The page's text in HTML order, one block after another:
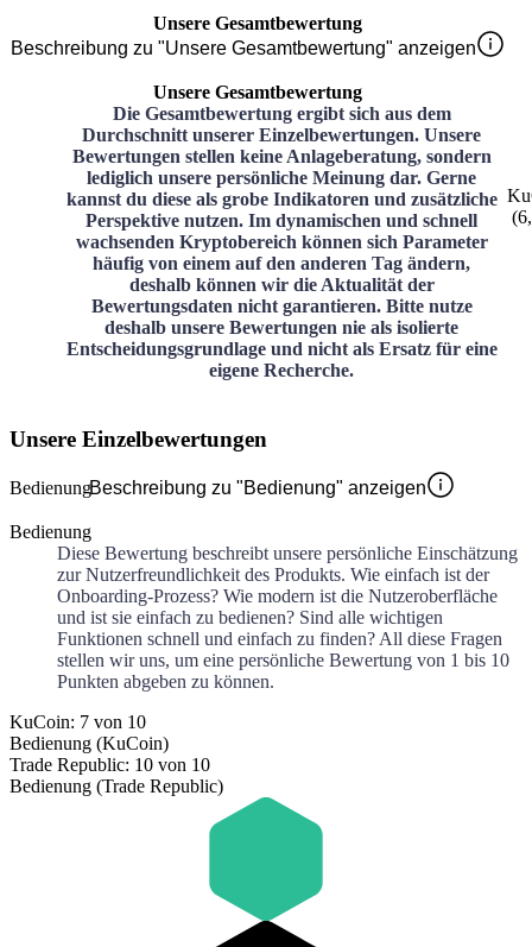
Unsere Gesamtbewertung
Beschreibung zu "Unsere Gesamtbewertung" anzeigen
Unsere Gesamtbewertung
Die Gesamtbewertung ergibt sich aus dem
Durchschnitt unserer Einzelbewertungen. Unsere
Bewertungen stellen keine Anlageberatung, sondern
lediglich unsere persönliche Meinung dar. Gerne
kannst du diese als grobe Indikatoren und zusätzliche
Perspektive nutzen. Im dynamischen und schnell
wachsenden Kryptobereich können sich Parameter
häufig von einem auf den anderen Tag ändern,
deshalb können wir die Aktualität der
Bewertungsdaten nicht garantieren. Bitte nutze
deshalb unsere Bewertungen nie als isolierte
Entscheidungsgrundlage und nicht als Ersatz für eine
eigene Recherche.
(
Unsere Einzelbewertungen
BedienungBeschreibung zu "Bedienung" anzeigen
Bedienung
Diese Bewertung beschreibt unsere persönliche Einschätzung
zur Nutzerfreundlichkeit des Produkts. Wie einfach ist der
Onboarding-Prozess? Wie modern ist die Nutzeroberfläche
und ist sie einfach zu bedienen? Sind alle wichtigen
Funktionen schnell und einfach zu finden? All diese Fragen
stellen wir uns, um eine persönliche Bewertung von 1 bis 10
Punkten abgeben zu können.
KuCoin: 7 von 10
Bedienung (KuCoin)
Trade Republic: 10 von 10
Bedienung (Trade Republic)